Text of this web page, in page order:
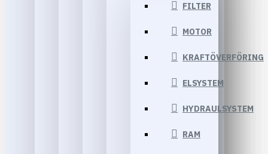
FILTER
MOTOR
KRAFTÖVERFÖRING
ELSYSTEM
HYDRAULSYSTEM
RAM